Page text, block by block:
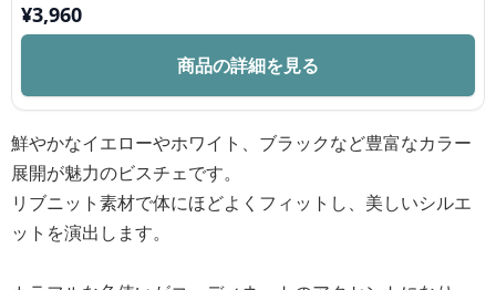
¥3,960
商品の詳細を見る
鮮やかなイエローやホワイト、ブラックなど豊富なカラー
展開が魅力のビスチェです。
リブニット素材で体にほどよくフィットし、美しいシルエ
ットを演出します。